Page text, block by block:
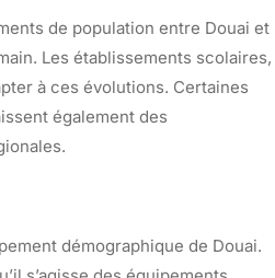
de population entre Douai et
Les établissements scolaires,
à ces évolutions. Certaines
également des
démographique de Douai.